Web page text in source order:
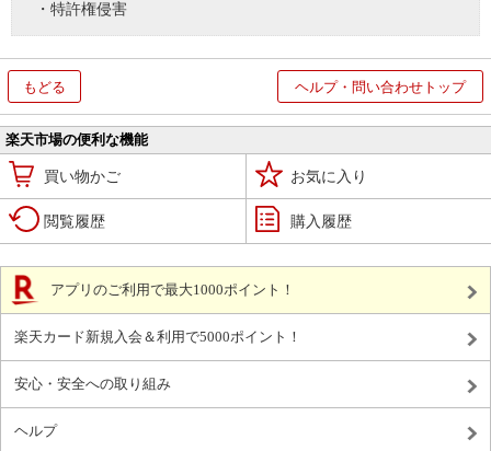
・特許権侵害
もどる ヘルプ・問い合わせトップ
楽天市場の便利な機能
買い物かご お気に入り
閲覧履歴 購入履歴
アプリのご利用で最大1000ポイント！
楽天カード新規入会＆利用で5000ポイント！
安心・安全への取り組み
ヘルプ